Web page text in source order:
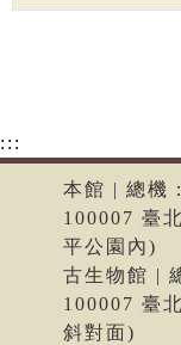
:::
本館 | 總機
100007 臺
平公園內)
古生物館 |
100007 臺
斜對面)